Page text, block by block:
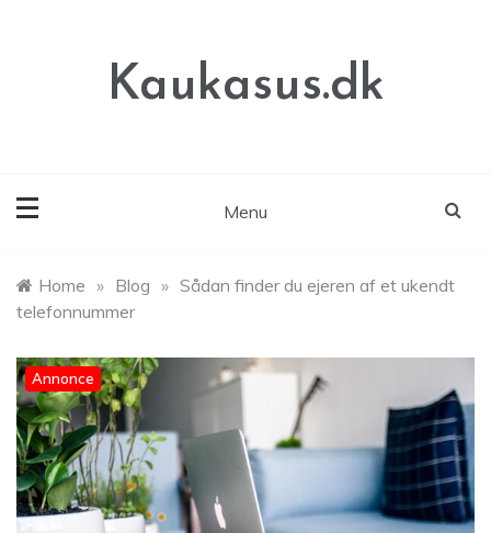
Kaukasus.dk
Menu
Home » Blog » Sådan finder du ejeren af et ukendt
telefonnummer
Annonce